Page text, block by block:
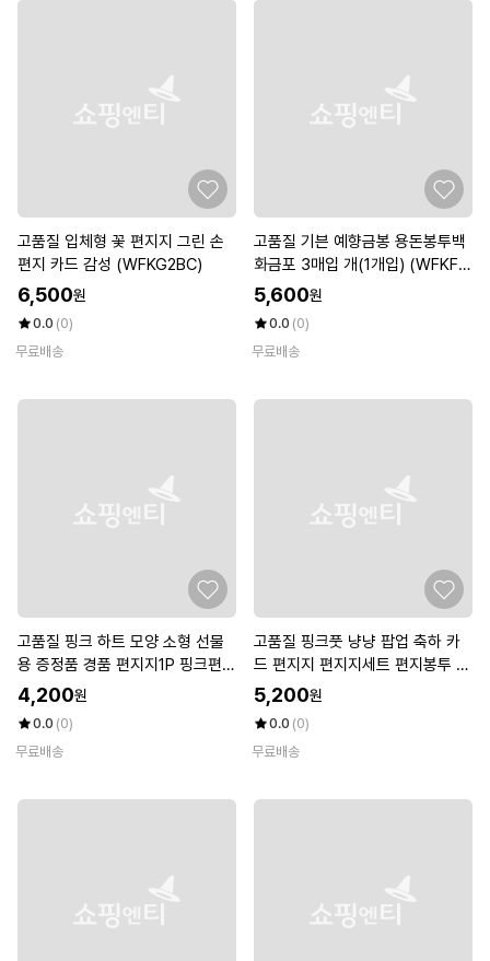
고품질 입체형 꽃 편지지 그린 손
편지 카드 감성 (WFKG2BC)
6,500원
0.0 (0)
무료배송
고품질 기븐 예향금봉 용돈봉투백
화금포 3매입 개(1개입) (WFKF8
5O)
5,600원
0.0 (0)
무료배송
고품질 핑크 하트 모양 소형 선물
용 증정품 경품 편지지1P 핑크편지
지 (WBAFFCE)
4,200원
0.0 (0)
무료배송
고품질 핑크풋 냥냥 팝업 축하 카
드 편지지 편지지세트 편지봉투 군
인편지 (WBDF514)
5,200원
0.0 (0)
무료배송